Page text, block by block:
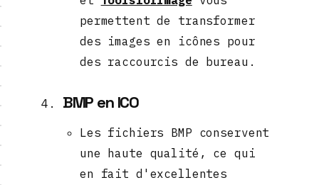
permettent de transformer
des images en icônes pour
des raccourcis de bureau.
BMP en ICO
Les fichiers BMP conservent
une haute qualité, ce qui
en fait d'excellentes